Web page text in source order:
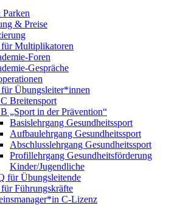
& Preise
Multiplikatoren
Foren
Gespräche
Übungsleiter*innen
Breitensport
„Sport in der Prävention“
Basislehrgang Gesundheitssport
Aufbaulehrgang Gesundheitssport
Abschlusslehrgang Gesundheitssport
Profillehrgang Gesundheitsförderung
Kinder/Jugendliche
für Übungsleitende
Führungskräfte
C-Lizenz